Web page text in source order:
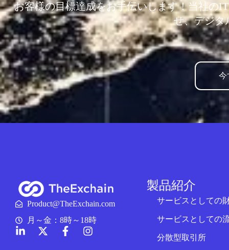
お客様の目標達成をお手伝いします！当社の
せ、デジタ
今
Product@TheExchain.com
月～金：8時～18時
製品紹介
サービスとしての
サービスとしての
分散型取引所